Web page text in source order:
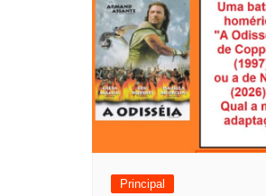
e
g
a
ç
ã
Principal